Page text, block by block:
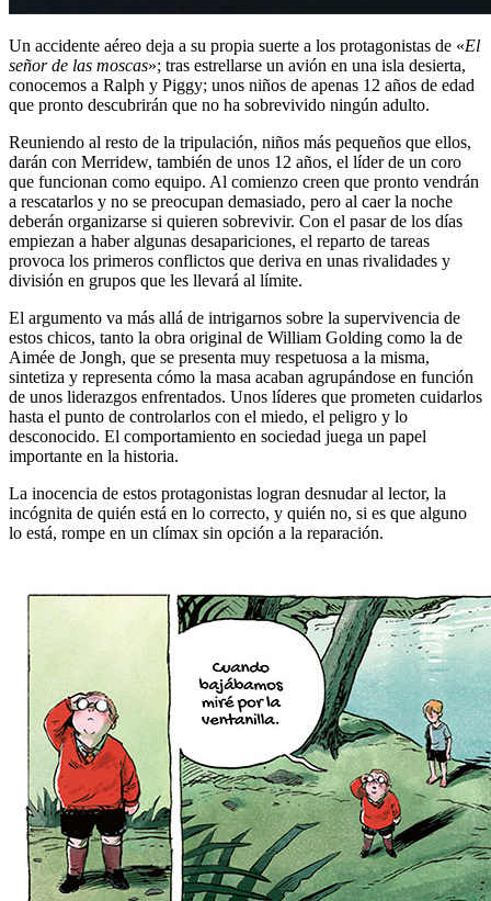
Un accidente aéreo deja a su propia suerte a los protagonistas de «El
señor de las moscas»; tras estrellarse un avión en una isla desierta,
conocemos a Ralph y Piggy; unos niños de apenas 12 años de edad
que pronto descubrirán que no ha sobrevivido ningún adulto.
Reuniendo al resto de la tripulación, niños más pequeños que ellos,
darán con Merridew, también de unos 12 años, el líder de un coro
que funcionan como equipo. Al comienzo creen que pronto vendrán
a rescatarlos y no se preocupan demasiado, pero al caer la noche
deberán organizarse si quieren sobrevivir. Con el pasar de los días
empiezan a haber algunas desapariciones, el reparto de tareas
provoca los primeros conflictos que deriva en unas rivalidades y
división en grupos que les llevará al límite.
El argumento va más allá de intrigarnos sobre la supervivencia de
estos chicos, tanto la obra original de William Golding como la de
Aimée de Jongh, que se presenta muy respetuosa a la misma,
sintetiza y representa cómo la masa acaban agrupándose en función
de unos liderazgos enfrentados. Unos líderes que prometen cuidarlos
hasta el punto de controlarlos con el miedo, el peligro y lo
desconocido. El comportamiento en sociedad juega un papel
importante en la historia.
La inocencia de estos protagonistas logran desnudar al lector, la
incógnita de quién está en lo correcto, y quién no, si es que alguno
lo está, rompe en un clímax sin opción a la reparación.